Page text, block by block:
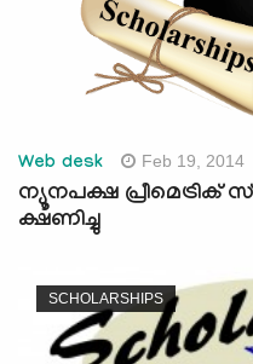
Web desk Feb 19, 2014
ന്യൂനപക്ഷ
ക്ഷണിച്ചു
SCHOLARSHIPS